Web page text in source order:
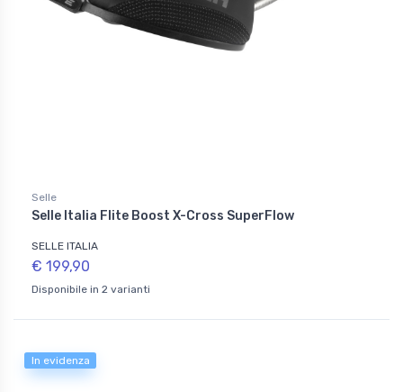
Selle
Selle Italia Flite Boost X-Cross SuperFlow
SELLE ITALIA
€ 199,90
Disponibile in 2 varianti
In evidenza